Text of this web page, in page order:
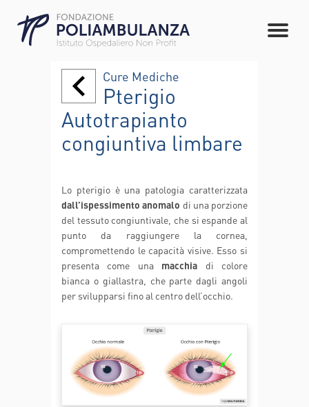
Cure Mediche
Pterigio
Autotrapianto
congiuntiva limbare
Lo pterigio è una patologia caratterizzata
dall’ispessimento anomalo di una porzione
del tessuto congiuntivale, che si espande al
punto da raggiungere la cornea,
compromettendo le capacità visive. Esso si
presenta come una macchia di colore
bianca o giallastra, che parte dagli angoli
per svilupparsi fino al centro dell’occhio.